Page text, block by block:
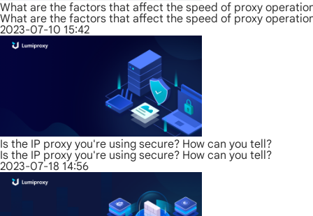
What are the factors that affect the speed of proxy
What are the factors that affect the speed of proxy
2023-07-10 15:42
Is the IP proxy you're using secure? How can you tell?
Is the IP proxy you're using secure? How can you tell?
2023-07-18 14:56